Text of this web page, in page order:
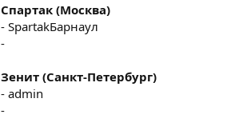
Спартак (Москва)
- SpartakБарнаул
-
Зенит (Санкт-Петербург)
- admin
-